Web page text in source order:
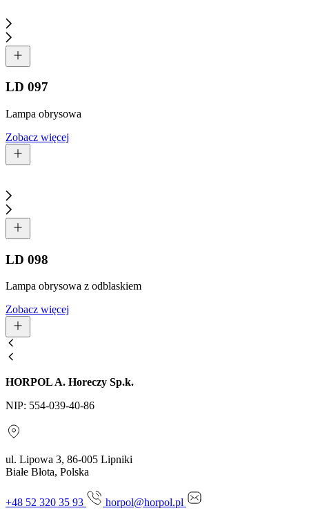
LD 097
Lampa obrysowa
Zobacz więcej
LD 098
Lampa obrysowa z odblaskiem
Zobacz więcej
HORPOL A. Horeczy Sp.k.
NIP: 554-039-40-86
ul. Lipowa 3, 86-005 Lipniki
Białe Błota, Polska
+48 52 320 35 93 horpol@horpol.pl